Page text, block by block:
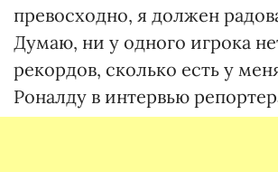
превосходно, я должен
Думаю, ни у одного игрока
рекордов, сколько есть у
Роналду в интервью